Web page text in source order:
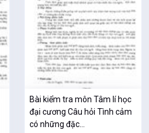
Bài kiểm tra môn Tâm lí học
đại cương Câu hỏi Tình cảm
có những đặc...